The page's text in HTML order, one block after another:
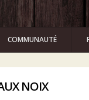
COMMUNAUTÉ
NOIX